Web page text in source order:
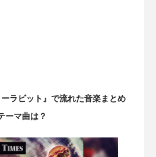
ラビット』で流れた音楽まとめ
ーマ曲は？